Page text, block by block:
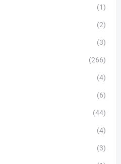
(1)
(2)
(3)
(266)
(4)
(6)
(44)
(4)
(3)